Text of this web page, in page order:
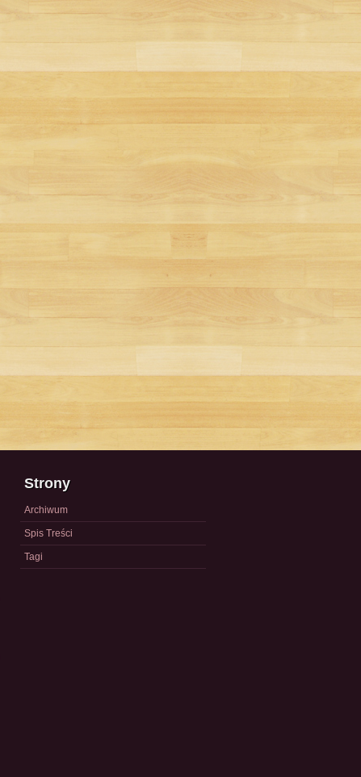
Strony
Archiwum
Spis Treści
Tagi